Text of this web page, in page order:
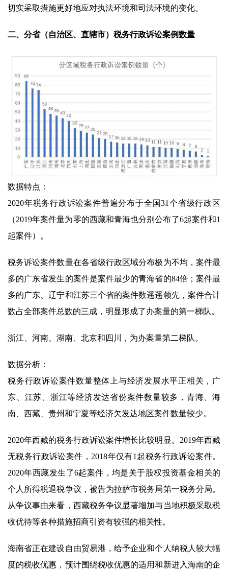
切实采取措施更好地应对执法环境和司法环境的变化。
二、分省（自治区、直辖市）税务行政诉讼案例数量
数据特点：
2020年税务行政诉讼案件普遍分布于全国31个省级行政区
（2019年案件量为零的西藏和青海也分别公布了6起案件和1
起案件）。
税务诉讼案件数量在各省级行政区域分布极为不均，案件最
多的广东省发生的案件是案件最少的青海省的84倍；案件最
多的广东、辽宁和江苏三个省的案件数遥遥领先，案件合计
数占全部案件总数的三成，明显形成了办案量的第一梯队。
浙江、河南、湖南、北京和四川，为办案量第二梯队。
数据分析：
税务行政诉讼案件数量整体上与经济发展水平正相关，广
东、江苏、浙江等经济发达省份案件数量较多，青海、海
南、西藏、贵州和宁夏等经济欠发达地区案件数量较少。
2020年西藏的税务行政诉讼案件增长比较明显。2019年西藏
无税务行政诉讼案件，2018年仅有1起税务行政诉讼案件。
2020年西藏发生了6起案件，均是关于股权投资基金相关的
个人所得税退税争议，被告为拉萨市税务局第一税务分局。
从争议事由来看，西藏税务争议显著增加与当地积极采取税
收优待等各种措施招商引资有较强的相关性。
海南省正在建设自由贸易港，给予企业和个人纳税人较大幅
度的税收优惠，预计围绕税收优惠的适用和新进入海南的企